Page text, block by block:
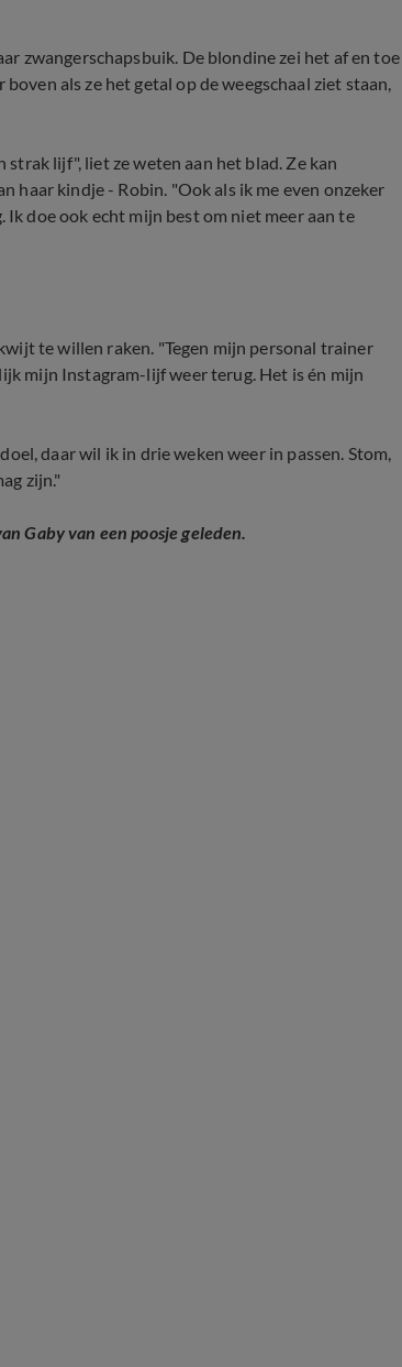
zwangerschapsbuik. De blondine zei het af en toe
als ze het getal op de weegschaal ziet staan,
lijf", liet ze weten aan het blad. Ze kan
haar kindje - Robin. "Ook als ik me even onzeker
doe ook echt mijn best om niet meer aan te
te willen raken. "Tegen mijn personal trainer
mijn Instagram-lijf weer terug. Het is én mijn
daar wil ik in drie weken weer in passen. Stom,
zijn."
Gaby van een poosje geleden.